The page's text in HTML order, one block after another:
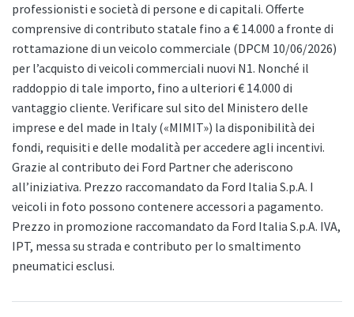
professionisti e società di persone e di capitali. Offerte
comprensive di contributo statale fino a € 14.000 a fronte di
rottamazione di un veicolo commerciale (DPCM 10/06/2026)
per l’acquisto di veicoli commerciali nuovi N1. Nonché il
raddoppio di tale importo, fino a ulteriori € 14.000 di
vantaggio cliente. Verificare sul sito del Ministero delle
imprese e del made in Italy («MIMIT») la disponibilità dei
fondi, requisiti e delle modalità per accedere agli incentivi.
Grazie al contributo dei Ford Partner che aderiscono
all’iniziativa. Prezzo raccomandato da Ford Italia S.p.A. I
veicoli in foto possono contenere accessori a pagamento.
Prezzo in promozione raccomandato da Ford Italia S.p.A. IVA,
IPT, messa su strada e contributo per lo smaltimento
pneumatici esclusi.